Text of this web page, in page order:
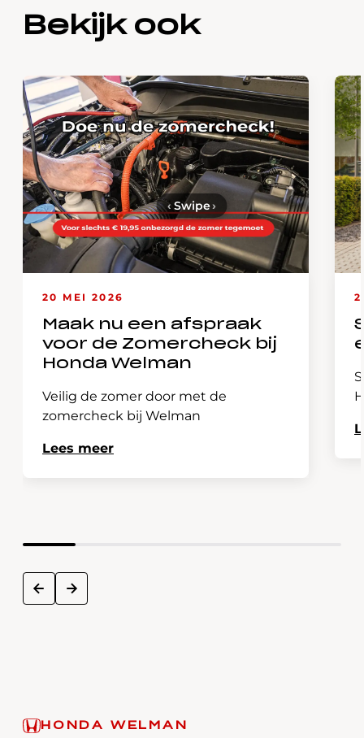
Bekijk ook
20 MEI 2026
Maak nu een afspraak
voor de Zomercheck bij
Honda Welman
Veilig de zomer door met de
zomercheck bij Welman
Lees meer
prev next
‹ Swipe›
HONDA WELMAN